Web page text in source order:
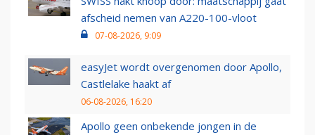
afscheid nemen van A220-100-vloot
07-08-2026, 9:09
easyJet wordt overgenomen door Apollo,
Castlelake haakt af
06-08-2026, 16:20
Apollo geen onbekende jongen in de